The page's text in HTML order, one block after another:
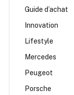
Guide d’achat
Innovation
Lifestyle
Mercedes
Peugeot
Porsche